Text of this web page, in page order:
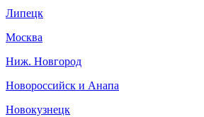
Липецк
Москва
Ниж. Новгород
Новороссийск и Анапа
Новокузнецк